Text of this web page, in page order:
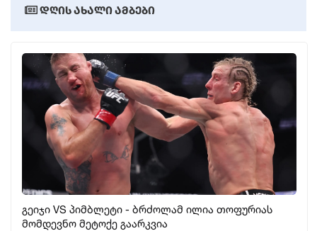
დღის ახალი ამბები
გეიჯი VS პიმბლეტი - ბრძოლამ ილია თოფურიას
მომდევნო მეტოქე გაარკვია